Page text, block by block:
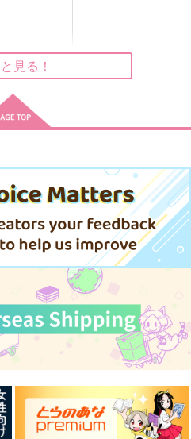
ンプル
作品詳細
ノット4
（税込）
一期一振
ンプル
品詳細
生まれたて鶴丸国永・
翡翠
ZENITH
（税込）
サンプル
作品詳細
見る！